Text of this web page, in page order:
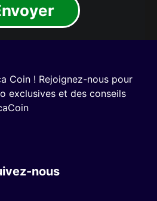
Coin ! Rejoignez-nous pour
exclusives et des conseils
nous